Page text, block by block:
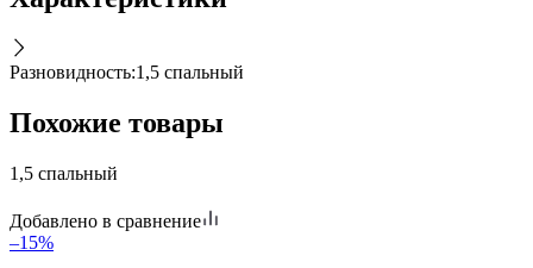
Разновидность:1,5 спальный
Похожие товары
1,5 спальный
Добавлено в сравнение
–15%